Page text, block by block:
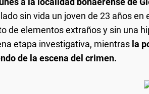
sin vida un joven de 23 años en
de elementos extraños y sin una
etapa investigativa, mientras la
de la escena del crimen.